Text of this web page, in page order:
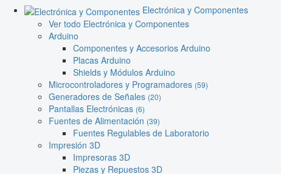
Electrónica y Componentes
Ver todo Electrónica y Componentes
Arduino
Componentes y Accesorios Arduino
Placas Arduino
Shields y Módulos Arduino
Microcontroladores y Programadores (59)
Generadores de Señales (20)
Pantallas Electrónicas (6)
Fuentes de Alimentación (39)
Fuentes Regulables de Laboratorio
Impresión 3D
Impresoras 3D
Piezas y Repuestos 3D